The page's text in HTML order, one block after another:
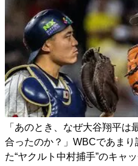
「あのとき、なぜ大谷翔平は
合ったのか？」WBCであまり
た“ヤクルト中村捕手”のキャ